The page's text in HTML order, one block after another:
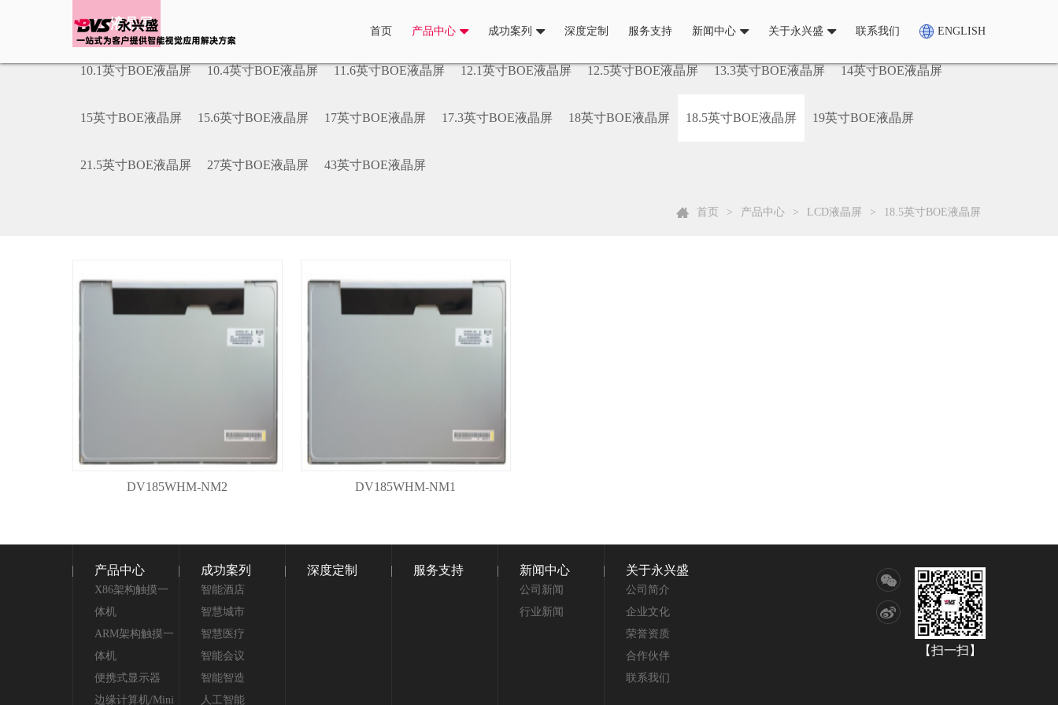
首页 产品中心 成功案列 深度定制 服务支持 新闻中心 关于永兴盛 联系我们 ENGLISH
LCD液晶屏
10.1英寸BOE液晶屏 10.4英寸BOE液晶屏 11.6英寸BOE液晶屏 12.1英寸BOE液晶屏 12.5英寸BOE液晶屏 13.3英寸BOE液晶屏 14英寸BOE液晶屏
15英寸BOE液晶屏 15.6英寸BOE液晶屏 17英寸BOE液晶屏 17.3英寸BOE液晶屏 18英寸BOE液晶屏 18.5英寸BOE液晶屏 19英寸BOE液晶屏
21.5英寸BOE液晶屏 27英寸BOE液晶屏 43英寸BOE液晶屏
首页 > 产品中心 > LCD液晶屏 > 18.5英寸BOE液晶屏
DV185WHM-NM2 DV185WHM-NM1
【扫一扫】
产品中心
X86架构触摸一
体机
ARM架构触摸一
体机
便携式显示器
边缘计算机/Mini
成功案列
智能酒店
智慧城市
智慧医疗
智能会议
智能智造
人工智能
深度定制 服务支持 新闻中心
公司新闻
行业新闻
关于永兴盛
公司简介
企业文化
荣誉资质
合作伙伴
联系我们